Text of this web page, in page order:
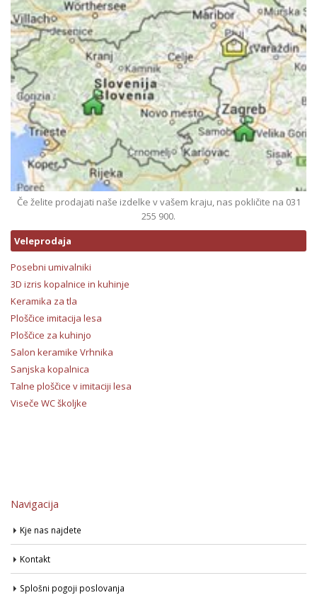
Če želite prodajati naše izdelke v vašem kraju, nas pokličite na 031
255 900.
Veleprodaja
Posebni umivalniki
3D izris kopalnice in kuhinje
Keramika za tla
Ploščice imitacija lesa
Ploščice za kuhinjo
Salon keramike Vrhnika
Sanjska kopalnica
Talne ploščice v imitaciji lesa
Viseče WC školjke
Navigacija
Kje nas najdete
Kontakt
Splošni pogoji poslovanja